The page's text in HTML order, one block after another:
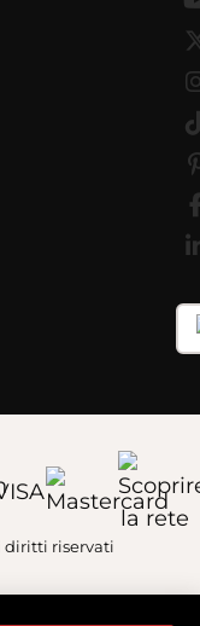
diritti riservati